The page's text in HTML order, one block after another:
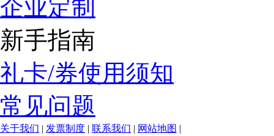
企业定制
新手指南
礼卡/券使用须知
常见问题
关于我们 | 发票制度 | 联系我们 | 网站地图 |